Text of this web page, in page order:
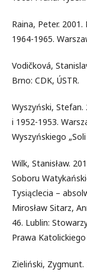
Raina, Peter. 2001.
1964-1965.
Vodičková,
Brno: CDK, ÚSTR.
Wyszyński,
i 1952-1953.
Wyszyńskiego
Wilk, Stanisław.
Soboru
Tysiąclecia –
Mirosław Sitarz,
46. Lublin:
Prawa
Zieliński, Zygmunt.